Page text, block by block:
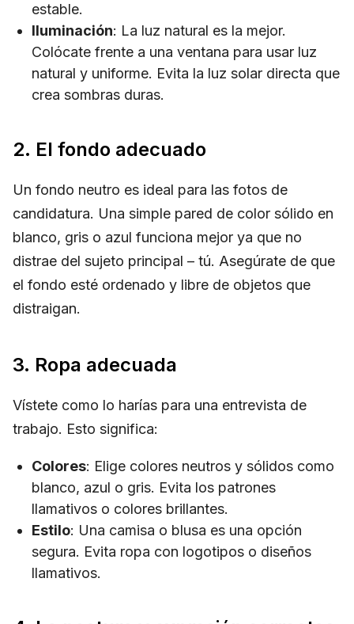
estable.
Iluminación: La luz natural es la mejor.
Colócate frente a una ventana para usar luz
natural y uniforme. Evita la luz solar directa que
crea sombras duras.
2. El fondo adecuado
Un fondo neutro es ideal para las fotos de
candidatura. Una simple pared de color sólido en
blanco, gris o azul funciona mejor ya que no
distrae del sujeto principal – tú. Asegúrate de que
el fondo esté ordenado y libre de objetos que
distraigan.
3. Ropa adecuada
Vístete como lo harías para una entrevista de
trabajo. Esto significa:
Colores: Elige colores neutros y sólidos como
blanco, azul o gris. Evita los patrones
llamativos o colores brillantes.
Estilo: Una camisa o blusa es una opción
segura. Evita ropa con logotipos o diseños
llamativos.